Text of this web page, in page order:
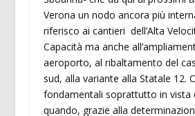
Verona un nodo ancora più
riferisco ai cantieri dell’Alta
Capacità ma anche
aeroporto, al ribaltamento del
sud, alla variante alla Statale 12.
fondamentali soprattutto in vista
quando, grazie alla